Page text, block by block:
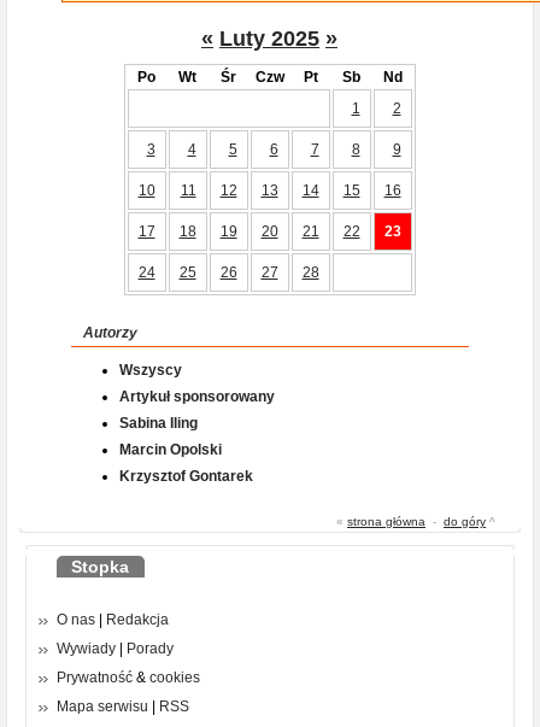
« Luty 2025 »
Po Wt Śr Czw Pt Sb
Nd
1
2
3 4 5 6 7 8 9
10 11 12 13 14 15 16
17 18 19 20 21 22 23
24 25 26 27 28
Autorzy
Wszyscy
Artykuł sponsorowany
Sabina Iling
Marcin Opolski
Krzysztof Gontarek
« strona główna - do góry ^
Stopka
O nas
Redakcja
Wywiady
Porady
Prywatność & cookies
Mapa serwisu
RSS